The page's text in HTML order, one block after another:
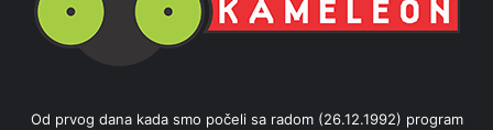
Od prvog dana kada smo počeli sa radom (26.12.1992) program